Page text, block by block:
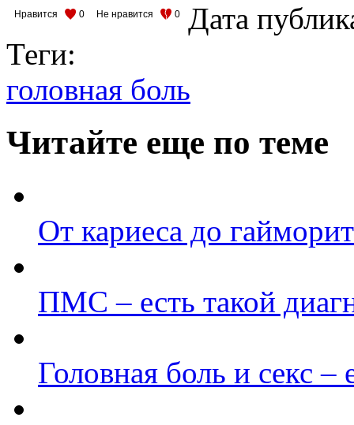
Нравится 0 Не нравится 0
Дата
Теги:
головная боль
Читайте еще по теме
От кариеса до
ПМС – есть такой
Головная боль и секс –